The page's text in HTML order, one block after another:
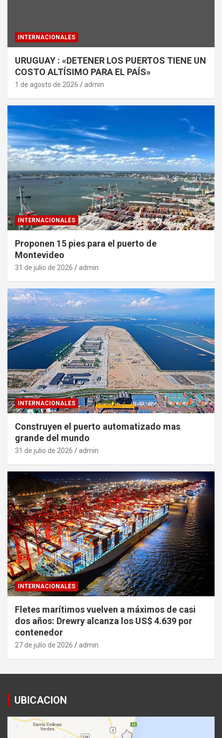
INTERNACIONALES
URUGUAY : «DETENER LOS PUERTOS TIENE UN
COSTO ALTÍSIMO PARA EL PAÍS»
1 de agosto de 2026 admin
INTERNACIONALES
Proponen 15 pies para el puerto de
Montevideo
31 de julio de 2026 admin
INTERNACIONALES
Construyen el puerto automatizado mas
grande del mundo
31 de julio de 2026 admin
INTERNACIONALES
Fletes marítimos vuelven a máximos de casi
dos años: Drewry alcanza los US$ 4.639 por
contenedor
27 de julio de 2026 admin
UBICACION